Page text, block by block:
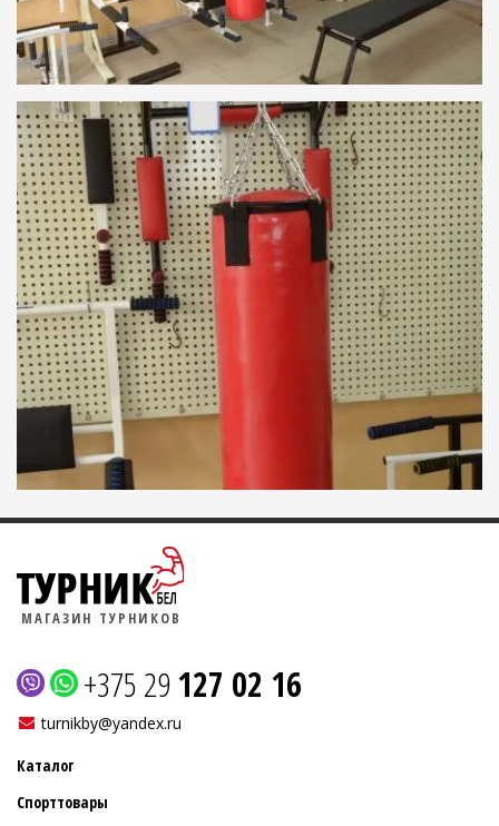
МАГАЗИН ТУРНИКОВ
+375 29127 02 16
turnikby@yandex.ru
Каталог
Спорттовары